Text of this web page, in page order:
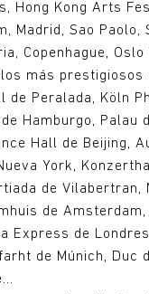
Hong Kong Arts
Madrid, Sao Paolo,
Copenhague, Oslo
más
de Peralada, Köln
Hamburgo, Palau
Hall de Beijing,
York,
de Vilabertran,
de Amsterdam,
Express de
de Múnich, Duc